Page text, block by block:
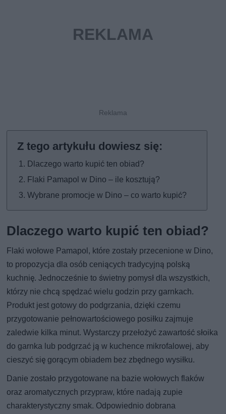
Dlaczego warto kupić ten obiad?
Flaki Pamapol w Dino – ile kosztują?
Wybrane promocje w Dino – co warto kupić?
Dlaczego warto kupić ten obiad?
Flaki wołowe Pamapol, które zostały przecenione w Dino,
to propozycja dla osób ceniących tradycyjną polską
kuchnię. Jednocześnie to świetny pomysł dla wszystkich,
którzy nie chcą spędzać wielu godzin przy garnkach.
Produkt jest gotowy do podgrzania, dzięki czemu
przygotowanie pełnowartościowego posiłku zajmuje
zaledwie kilka minut. Wystarczy przełożyć zawartość słoika
do garnka lub podgrzać ją w kuchence mikrofalowej, aby
cieszyć się gorącym obiadem bez zbędnego wysiłku.
Danie zostało przygotowane na bazie wołowych flaków
oraz aromatycznych przypraw, które nadają zupie
charakterystyczny smak. Odpowiednio dobrana